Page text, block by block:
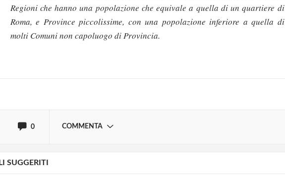
Regioni che hanno una popolazione che equivale a quella di un quartiere di
Roma, e Province piccolissime, con una popolazione inferiore a quella di
molti Comuni non capoluogo di Provincia.
0 COMMENTA
Solo gli utenti registrati possono commentare!
SUGGERITI